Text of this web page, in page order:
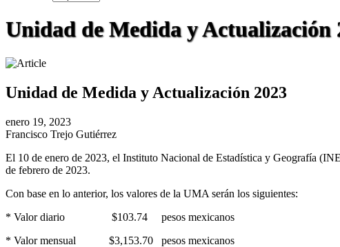
Unidad de Medida y Actualización
Unidad de Medida y Actualización 2023
enero 19, 2023
Francisco Trejo Gutiérrez
El 10 de enero de 2023, el Instituto Nacional de Estadística y Geografía
de febrero de 2023.
Con base en lo anterior, los valores de la UMA serán los siguientes:
* Valor diario $103.74 pesos mexicanos
* Valor mensual $3,153.70 pesos mexicanos